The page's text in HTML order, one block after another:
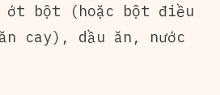
bột (hoặc bột điều
cay), dầu ăn, nước